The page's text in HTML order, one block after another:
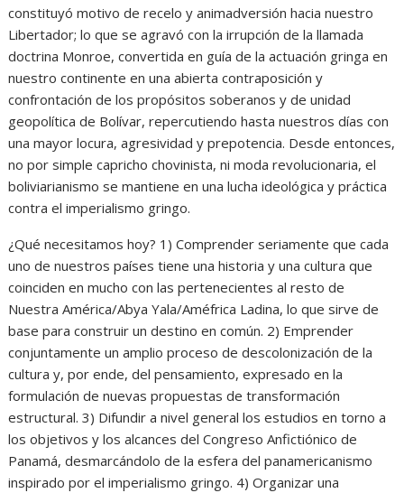
constituyó motivo de recelo y animadversión hacia nuestro
Libertador; lo que se agravó con la irrupción de la llamada
doctrina Monroe, convertida en guía de la actuación gringa en
nuestro continente en una abierta contraposición y
confrontación de los propósitos soberanos y de unidad
geopolítica de Bolívar, repercutiendo hasta nuestros días con
una mayor locura, agresividad y prepotencia. Desde entonces,
no por simple capricho chovinista, ni moda revolucionaria, el
boliviarianismo se mantiene en una lucha ideológica y práctica
contra el imperialismo gringo.
¿Qué necesitamos hoy? 1) Comprender seriamente que cada
uno de nuestros países tiene una historia y una cultura que
coinciden en mucho con las pertenecientes al resto de
Nuestra América/Abya Yala/Améfrica Ladina, lo que sirve de
base para construir un destino en común. 2) Emprender
conjuntamente un amplio proceso de descolonización de la
cultura y, por ende, del pensamiento, expresado en la
formulación de nuevas propuestas de transformación
estructural. 3) Difundir a nivel general los estudios en torno a
los objetivos y los alcances del Congreso Anfictiónico de
Panamá, desmarcándolo de la esfera del panamericanismo
inspirado por el imperialismo gringo. 4) Organizar una